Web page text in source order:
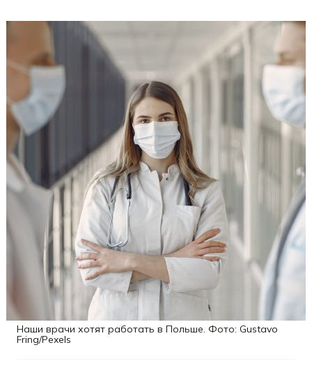
Наши врачи хотят работать в Польше. Фото: Gustavo
Fring/Pexels